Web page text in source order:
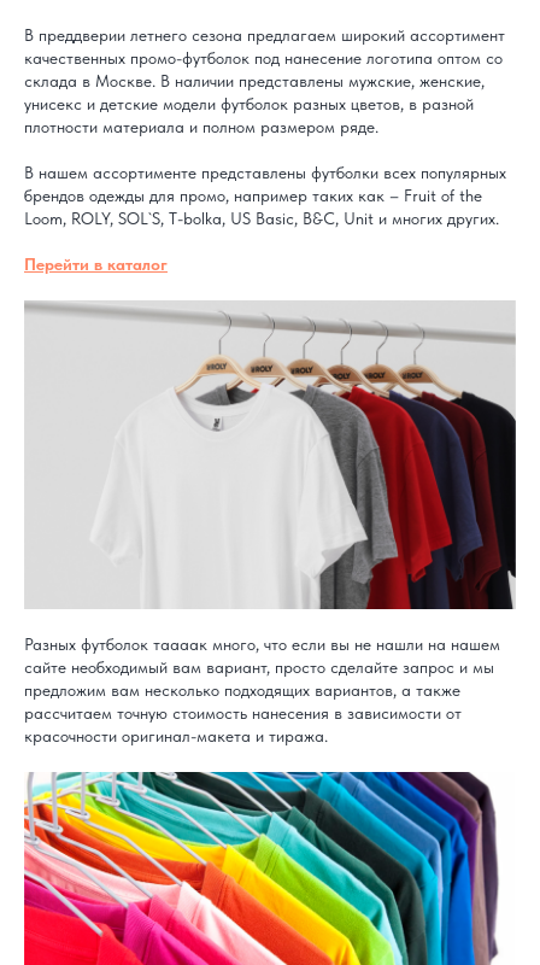
В преддверии летнего сезона предлагаем широкий ассортимент
качественных промо-футболок под нанесение логотипа оптом со
склада в Москве. В наличии представлены мужские, женские,
унисекс и детские модели футболок разных цветов, в разной
плотности материала и полном размером ряде.
В нашем ассортименте представлены футболки всех популярных
брендов одежды для промо, например таких как – Fruit of the
Loom, ROLY, SOL`S, T-bolka, US Basic, B&C, Unit и многих других.
Перейти в каталог
Разных футболок таааак много, что если вы не нашли на нашем
сайте необходимый вам вариант, просто сделайте запрос и мы
предложим вам несколько подходящих вариантов, а также
рассчитаем точную стоимость нанесения в зависимости от
красочности оригинал-макета и тиража.